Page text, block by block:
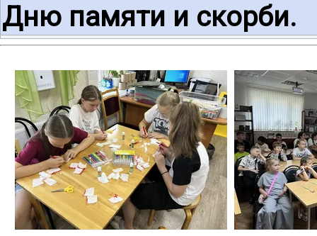
Дню памяти и скорби.